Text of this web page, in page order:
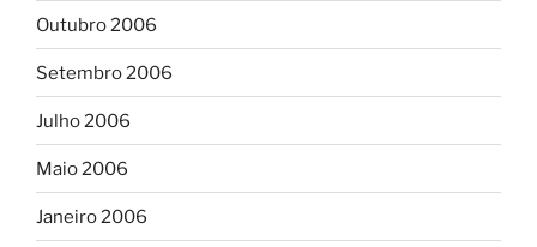
Outubro 2006
Setembro 2006
Julho 2006
Maio 2006
Janeiro 2006